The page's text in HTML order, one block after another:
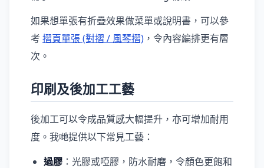
如果想單張有折疊效果做菜單或說明書，可以參
考 摺頁單張 (對摺 / 風琴摺) ，令內容編排更有層
次。
印刷及後加工工藝
後加工可以令成品質感大幅提升，亦可增加耐用
度。我哋提供以下常見工藝：
過膠 ：光膠或啞膠，防水耐磨，令顏色更飽和